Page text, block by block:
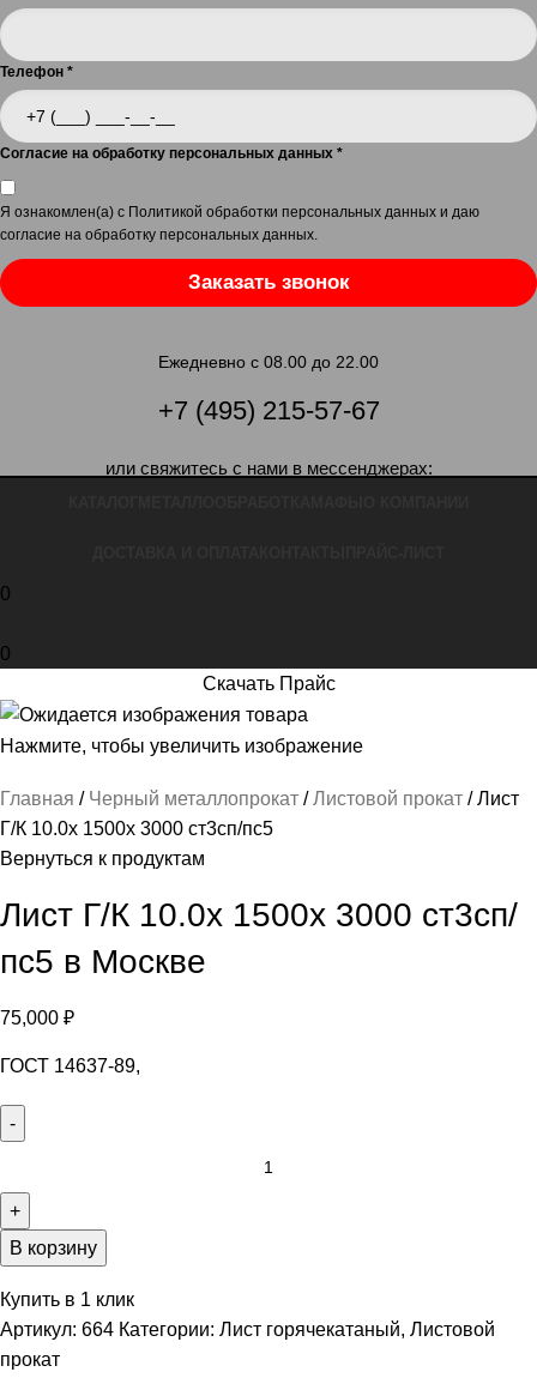
Телефон *
Согласие на обработку персональных данных *
Я ознакомлен(а) с Политикой обработки персональных данных и даю
согласие на обработку персональных данных
Заказать звонок
Ежедневно с 08.00 до 22.00
+7 (495) 215-57-67
или свяжитесь с нами в мессенджерах:
0
0
Скачать Прайс
Нажмите, чтобы увеличить изображение
Главная Черный металлопрокат Листовой прокат
Лист
Г/К 10.0х 1500х 3000 ст3сп/пс5
Вернуться к продуктам
Лист Г/К 10.0х 1500х 3000 ст3сп/
пс5 в Москве
75,000 ₽
ГОСТ 14637-89,
В корзину
Купить в 1 клик
Артикул: 664 Категории: Лист горячекатаный, Листовой
прокат